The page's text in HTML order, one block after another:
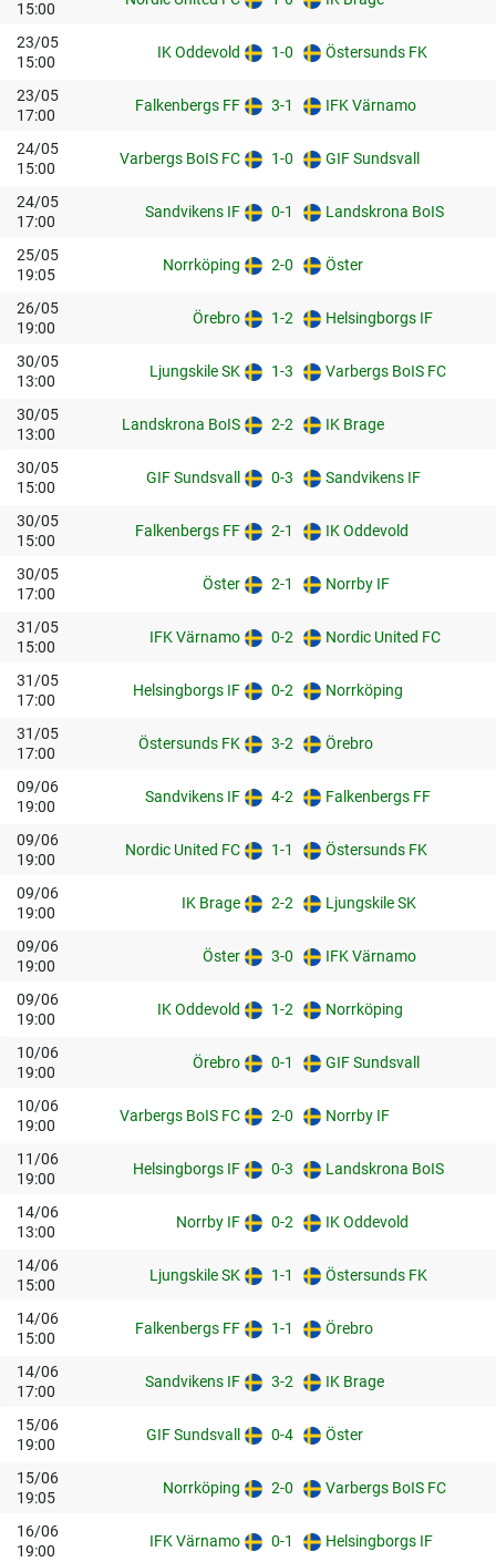
15:00
23/05
15:00
IK Oddevold 1-0 Östersunds FK
23/05
17:00
Falkenbergs FF 3-1 IFK Värnamo
24/05
15:00
Varbergs BoIS FC 1-0 GIF Sundsvall
24/05
17:00
Sandvikens IF 0-1 Landskrona BoIS
25/05
19:05
Norrköping 2-0 Öster
26/05
19:00
Örebro 1-2 Helsingborgs IF
30/05
13:00
Ljungskile SK 1-3 Varbergs BoIS FC
30/05
13:00
Landskrona BoIS 2-2 IK Brage
30/05
15:00
GIF Sundsvall 0-3 Sandvikens IF
30/05
15:00
Falkenbergs FF 2-1 IK Oddevold
30/05
17:00
Öster 2-1 Norrby IF
31/05
15:00
IFK Värnamo 0-2 Nordic United FC
31/05
17:00
Helsingborgs IF 0-2 Norrköping
31/05
17:00
Östersunds FK 3-2 Örebro
09/06
19:00
Sandvikens IF 4-2 Falkenbergs FF
09/06
19:00
Nordic United FC 1-1 Östersunds FK
09/06
19:00
IK Brage 2-2 Ljungskile SK
09/06
19:00
Öster 3-0 IFK Värnamo
09/06
19:00
IK Oddevold 1-2 Norrköping
10/06
19:00
Örebro 0-1 GIF Sundsvall
10/06
19:00
Varbergs BoIS FC 2-0 Norrby IF
11/06
19:00
Helsingborgs IF 0-3 Landskrona BoIS
14/06
13:00
Norrby IF 0-2 IK Oddevold
14/06
15:00
Ljungskile SK 1-1 Östersunds FK
14/06
15:00
Falkenbergs FF 1-1 Örebro
14/06
17:00
Sandvikens IF 3-2 IK Brage
15/06
19:00
GIF Sundsvall 0-4 Öster
15/06
19:05
Norrköping 2-0 Varbergs BoIS FC
16/06
19:00
IFK Värnamo 0-1 Helsingborgs IF